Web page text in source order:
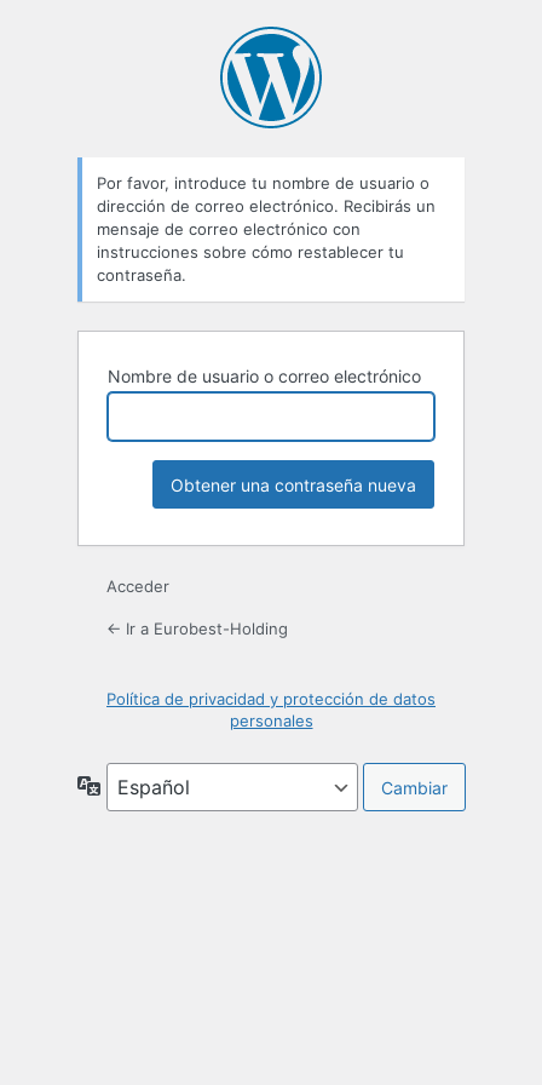
Por favor, introduce tu nombre de usuario o
dirección de correo electrónico. Recibirás un
mensaje de correo electrónico con
instrucciones sobre cómo restablecer tu
contraseña.
Nombre de usuario o correo electrónico
Acceder
← Ir a Eurobest-Holding
Política de privacidad y protección de datos
personales
Idioma